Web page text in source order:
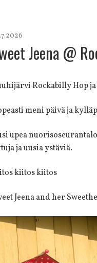
Jeena @
Rockabilly Hop
meni päivä ja
upea
ja uusia ystäviä.
kiitos kiitos
Jeena and her